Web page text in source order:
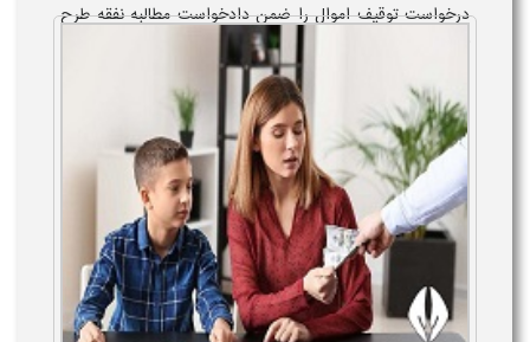
درخواست توقیف اموال را ضمن دادخواست مطالبه نفقه طرح
کرده یا پس از صدور حکم دادگاه ، از طریق اجرای احکام توقیف
اموال را پیگیری کند ...